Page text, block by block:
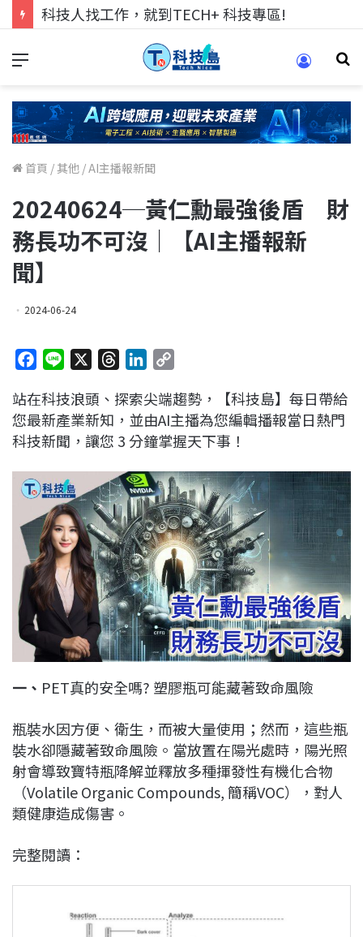
科技人找工作，就到TECH+ 科技專區!
首頁 /其他 /AI主播報新聞
20240624─黃仁勳最強後盾 財
務長功不可沒｜【AI主播報新
聞】
2024-06-24
c
e
b
o
n
e
r
e
a
s
n
k
e
I
n
p
y
L
n
k
站在科技浪頭、探索尖端趨勢，【科技島】每日帶給
您最新產業新知，並由AI主播為您編輯播報當日熱門
科技新聞，讓您 3 分鐘掌握天下事！
一、 PET真的安全嗎? 塑膠瓶可能藏著致命風險
瓶裝水因方便、衛生，而被大量使用；然而，這些瓶
裝水卻隱藏著致命風險。當放置在陽光處時，陽光照
射會導致寶特瓶降解並釋放多種揮發性有機化合物
（Volatile Organic Compounds, 簡稱VOC），對人
類健康造成傷害。
完整閱讀：